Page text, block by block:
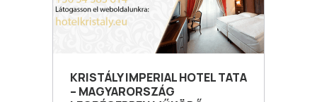
KRISTÁLY IMPERIAL HOTEL TATA
– MAGYARORSZÁG